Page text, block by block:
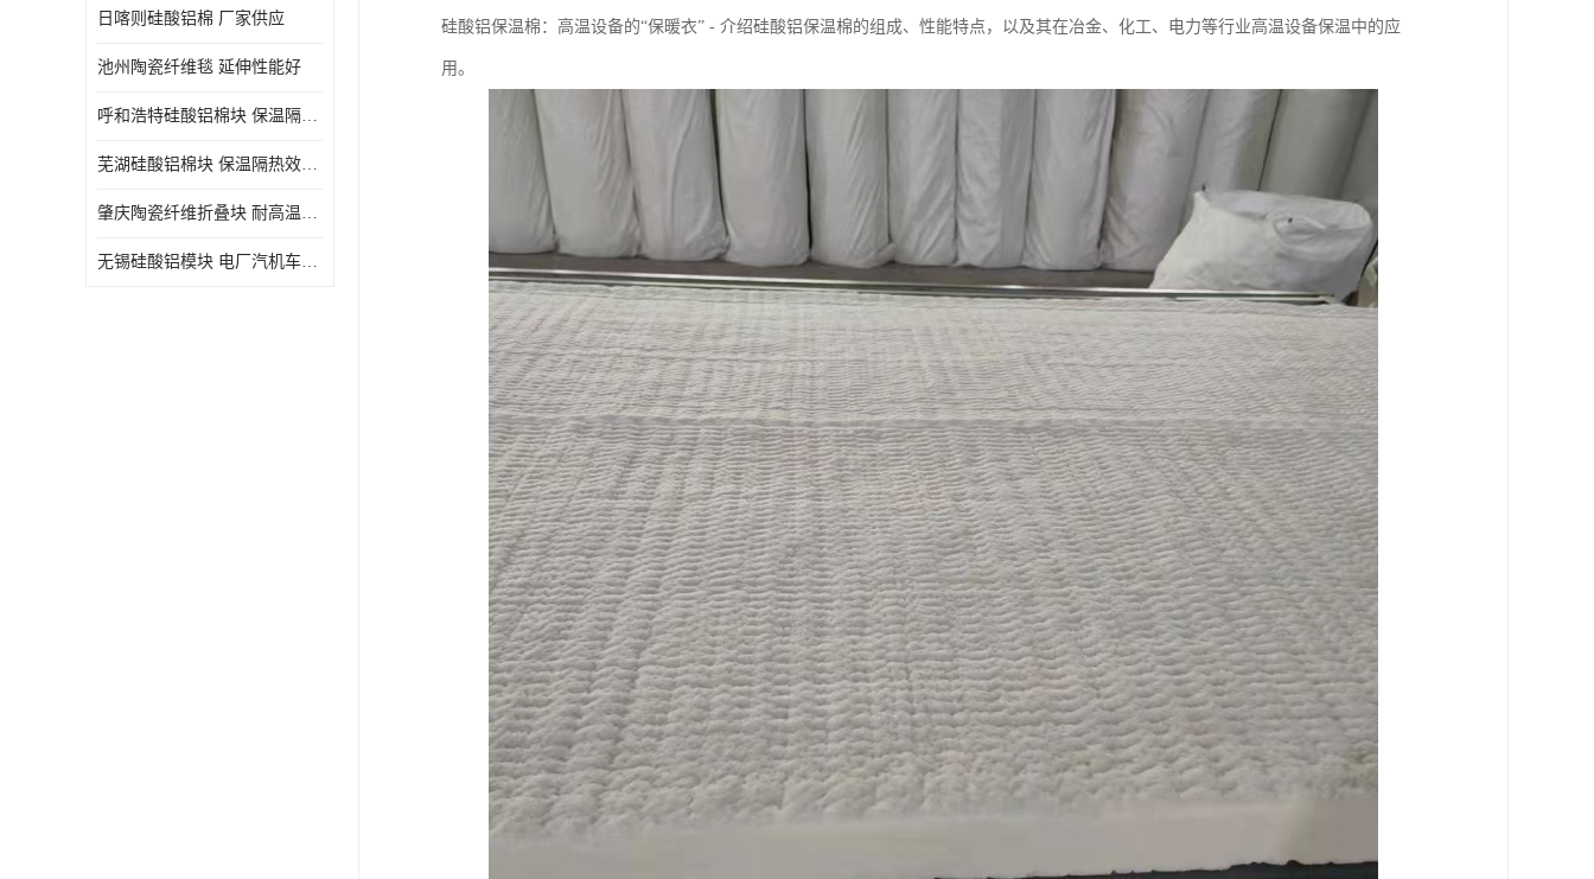
日喀则硅酸铝棉 厂家供应
池州陶瓷纤维毯 延伸性能好
呼和浩特硅酸铝棉块 保温隔热效果好
芜湖硅酸铝棉块 保温隔热效果好
肇庆陶瓷纤维折叠块 耐高温阻燃 抗撕裂 质地硬
无锡硅酸铝模块 电厂汽机车间设备管道保温用硅酸铝棉
硅酸铝保温棉：高温设备的“保暖衣” - 介绍硅酸铝保温棉的组成、性能特点，以及其在冶金、化工、电力等行业高温设备保温中的应
用。